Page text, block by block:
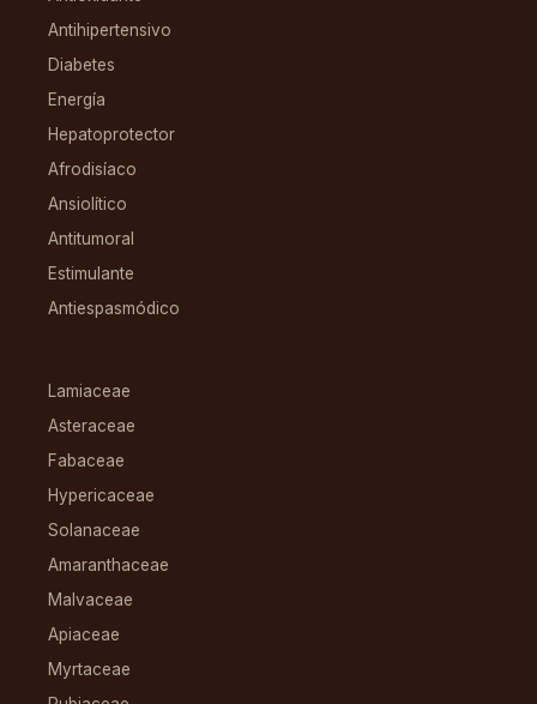
Antihipertensivo
Diabetes
Energía
Hepatoprotector
Afrodisíaco
Ansiolítico
Antitumoral
Estimulante
Antiespasmódico
Lamiaceae
Asteraceae
Fabaceae
Hypericaceae
Solanaceae
Amaranthaceae
Malvaceae
Apiaceae
Myrtaceae